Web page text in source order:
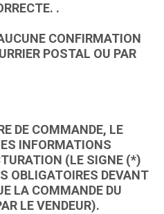
.
CONFIRMATION
POSTAL OU PAR
DE COMMANDE, LE
INFORMATIONS
(LE SIGNE (*)
OBLIGATOIRES DEVANT
LA COMMANDE DU
LE VENDEUR).